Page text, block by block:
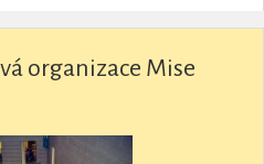
organizace Mise